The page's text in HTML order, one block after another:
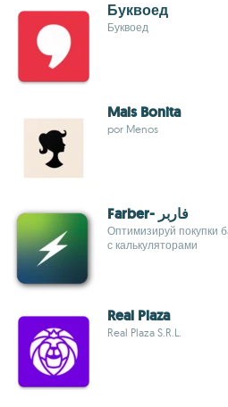
Буквоед
Буквоед
Mais Bonita
por Menos
Farber- فاربر
Оптимизируй покупки
с калькуляторами
Real Plaza
Real Plaza S.R.L.